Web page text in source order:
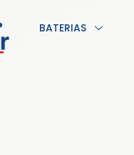
BATERIAS